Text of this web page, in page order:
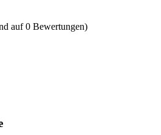
auf 0 Bewertungen)